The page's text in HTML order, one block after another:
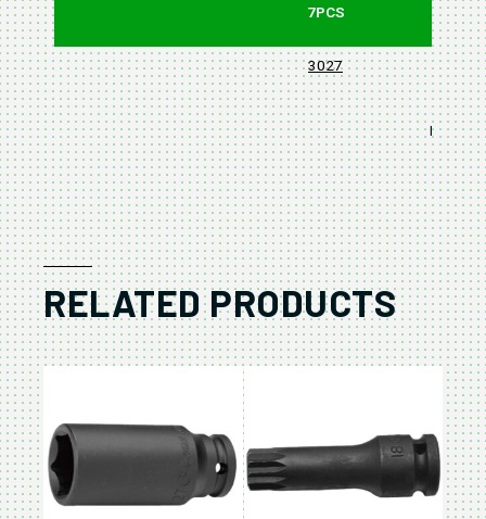
7PCS
3027
BLOW
RELATED PRODUCTS